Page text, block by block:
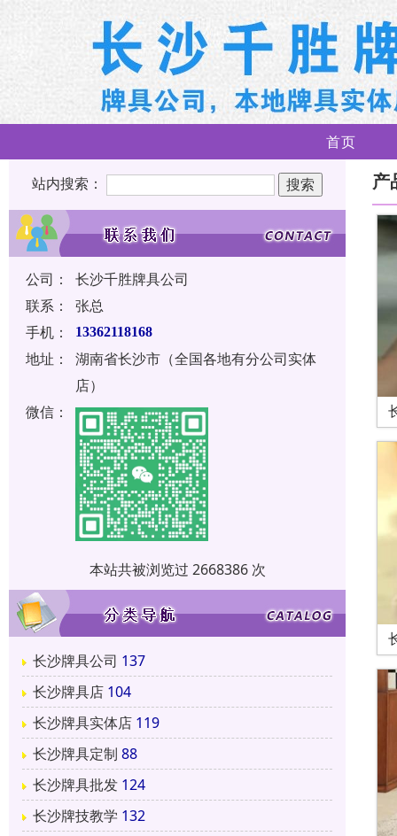
首页
站内搜索：
公司：
长沙千胜牌具公司
联系：
张总
手机：
13362118168
地址：
湖南省长沙市（全国各地有分公司实体
店）
微信：
本站共被浏览过 2668386 次
长沙牌具公司 137
长沙牌具店 104
长沙牌具实体店 119
长沙牌具定制 88
长沙牌具批发 124
长沙牌技教学 132
产